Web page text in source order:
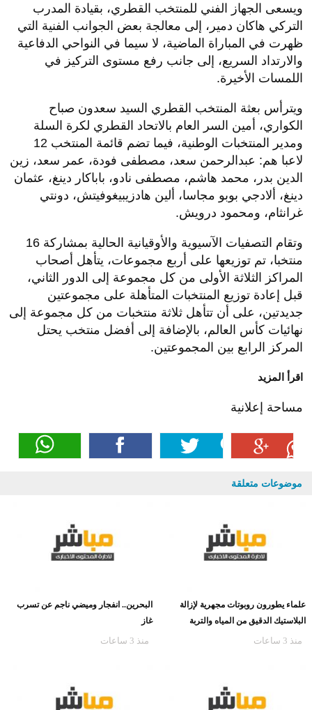
ويسعى الجهاز الفني للمنتخب القطري، بقيادة المدرب
التركي هاكان دمير، إلى معالجة بعض الجوانب الفنية التي
ظهرت في المباراة الماضية، لا سيما في النواحي الدفاعية
والارتداد السريع، إلى جانب رفع مستوى التركيز في
اللمسات الأخيرة.
ويترأس بعثة المنتخب القطري السيد سعدون صباح
الكواري، أمين السر العام بالاتحاد القطري لكرة السلة
ومدير المنتخبات الوطنية، فيما تضم قائمة المنتخب 12
لاعبا هم: عبدالرحمن سعد، مصطفى فودة، عمر سعد، زين
الدين بدر، محمد هاشم، مصطفى نادو، باباكار دينغ، عثمان
دينغ، ألادجي بوبو مجاسا، ألين هادزيبيغوفيتش، دونتي
غرانثام، ومحمود درويش.
وتقام التصفيات الآسيوية والأوقيانية الحالية بمشاركة 16
منتخبا، تم توزيعها على أربع مجموعات، يتأهل أصحاب
المراكز الثلاثة الأولى من كل مجموعة إلى الدور الثاني،
قبل إعادة توزيع المنتخبات المتأهلة على مجموعتين
جديدتين، على أن تتأهل ثلاثة منتخبات من كل مجموعة إلى
نهائيات كأس العالم، بالإضافة إلى أفضل منتخب يحتل
المركز الرابع بين المجموعتين.
اقرأ المزيد
مساحة إعلانية
موضوعات متعلقة
علماء يطورون روبوتات مجهرية لإزالة
البلاستيك الدقيق من المياه والتربة
منذ 3 ساعات
البحرين.. انفجار وميضي ناجم عن تسرب
غاز
منذ 3 ساعات